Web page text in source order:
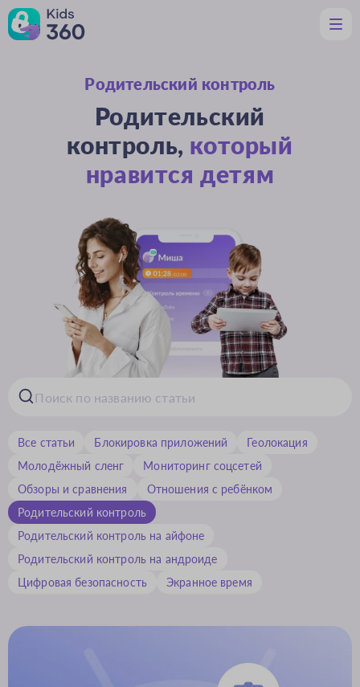
Функции
Полезное родителям
Поддержка
Родительский контроль
Родительский
контроль, который
нравится детям
Все статьи Блокировка приложений
Геолокация
Молодёжный сленг
Мониторинг соцсетей
Обзоры и сравнения
Отношения с ребёнком
Родительский контроль
Родительский контроль на айфоне
Родительский контроль на андроиде
Цифровая безопасность
Экранное время